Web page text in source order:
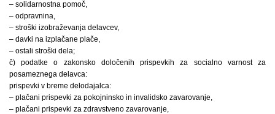
– solidarnostna pomoč,
– odpravnina,
– stroški izobraževanja delavcev,
– davki na izplačane plače,
– ostali stroški dela;
č) podatke o zakonsko določenih prispevkih za socialno varnost za
posameznega delavca:
prispevki v breme delodajalca:
– plačani prispevki za pokojninsko in invalidsko zavarovanje,
– plačani prispevki za zdravstveno zavarovanje,